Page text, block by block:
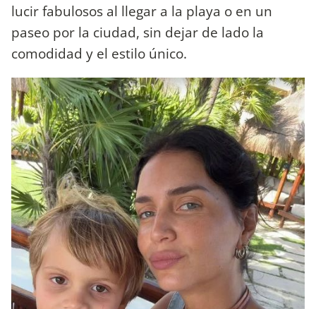
lucir fabulosos al llegar a la playa o en un
paseo por la ciudad, sin dejar de lado la
comodidad y el estilo único.